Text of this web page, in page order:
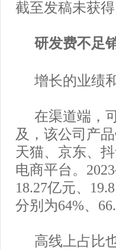
截至发稿未获得
研发费不足
增长的业绩
在渠道端，
及，该公司产
天猫、京东、
电商平台。
18.27亿元、
分别为64%、
高线上占比